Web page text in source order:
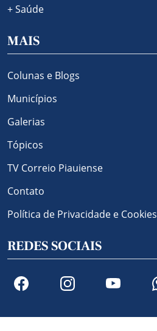
+ Saúde
MAIS
Colunas e Blogs
Municípios
Galerias
Tópicos
TV Correio Piauiense
Contato
Política de Privacidade e Cookies
REDES SOCIAIS